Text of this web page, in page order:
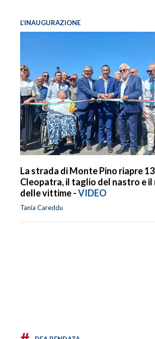
L’INAUGURAZIONE
La strada di Monte Pino riapre
Cleopatra, il taglio del nastro e
delle vittime -VIDEO
Tania Careddu